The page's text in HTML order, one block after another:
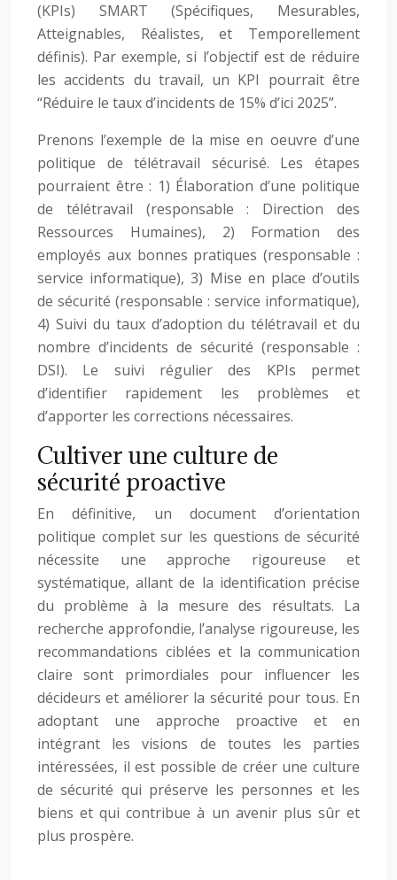
(KPIs) SMART (Spécifiques, Mesurables,
Atteignables, Réalistes, et Temporellement
définis). Par exemple, si l’objectif est de réduire
les accidents du travail, un KPI pourrait être
“Réduire le taux d’incidents de 15% d’ici 2025”.
Prenons l’exemple de la mise en oeuvre d’une
politique de télétravail sécurisé. Les étapes
pourraient être : 1) Élaboration d’une politique
de télétravail (responsable : Direction des
Ressources Humaines), 2) Formation des
employés aux bonnes pratiques (responsable :
service informatique), 3) Mise en place d’outils
de sécurité (responsable : service informatique),
4) Suivi du taux d’adoption du télétravail et du
nombre d’incidents de sécurité (responsable :
DSI). Le suivi régulier des KPIs permet
d’identifier rapidement les problèmes et
d’apporter les corrections nécessaires.
Cultiver une culture de
sécurité proactive
En définitive, un document d’orientation
politique complet sur les questions de sécurité
nécessite une approche rigoureuse et
systématique, allant de la identification précise
du problème à la mesure des résultats. La
recherche approfondie, l’analyse rigoureuse, les
recommandations ciblées et la communication
claire sont primordiales pour influencer les
décideurs et améliorer la sécurité pour tous. En
adoptant une approche proactive et en
intégrant les visions de toutes les parties
intéressées, il est possible de créer une culture
de sécurité qui préserve les personnes et les
biens et qui contribue à un avenir plus sûr et
plus prospère.